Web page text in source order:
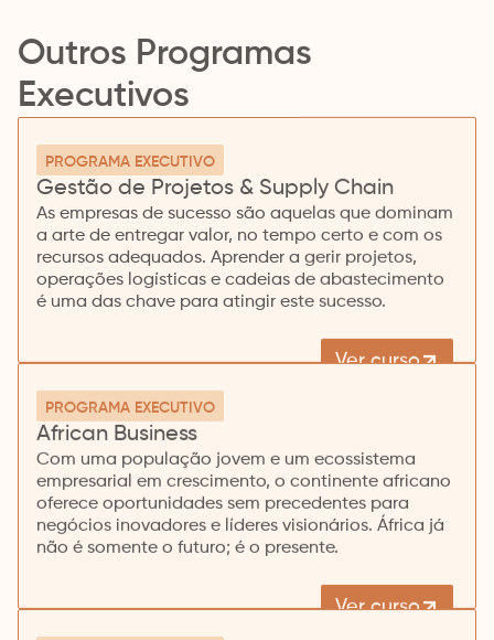
Outros Programas
Executivos
PROGRAMA EXECUTIVO
Gestão de Projetos & Supply Chain
As empresas de sucesso são aquelas que dominam
a arte de entregar valor, no tempo certo e com os
recursos adequados. Aprender a gerir projetos,
operações logísticas e cadeias de abastecimento
é uma das chave para atingir este sucesso.
Ver curso
PROGRAMA EXECUTIVO
African Business
Com uma população jovem e um ecossistema
empresarial em crescimento, o continente africano
oferece oportunidades sem precedentes para
negócios inovadores e líderes visionários. África já
não é somente o futuro; é o presente.
Ver curso